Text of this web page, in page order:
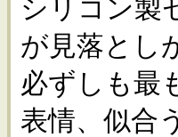
シリコン製
が見落とし
必ずしも最
表情、似合